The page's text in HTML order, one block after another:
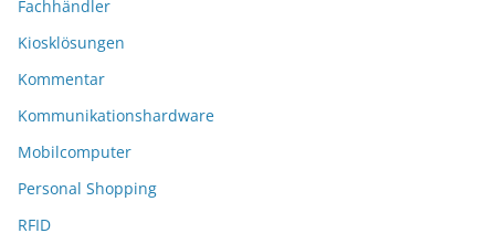
Fachhändler
Kiosklösungen
Kommentar
Kommunikationshardware
Mobilcomputer
Personal Shopping
RFID